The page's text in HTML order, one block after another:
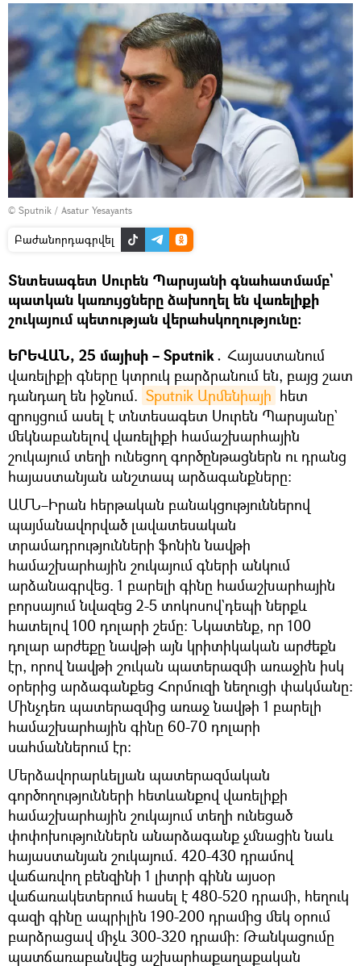
© Sputnik / Asatur Yesayants
Բաժանորդագրվել
Տնտեսագետ Սուրեն Պարսյանի գնահատմամբ`
պատկան կառույցները ձախողել են վառելիքի
շուկայում պետության վերահսկողությունը։
ԵՐԵՎԱՆ, 25 մայիսի – Sputnik․ Հայաստանում
վառելիքի գները կտրուկ բարձրանում են, բայց շատ
դանդաղ են իջնում. Sputnik Արմենիայի հետ
զրույցում ասել է տնտեսագետ Սուրեն Պարսյանը`
մեկնաբանելով վառելիքի համաշխարհային
շուկայում տեղի ունեցող գործընթացներն ու դրանց
հայաստանյան անշտապ արձագանքները։
ԱՄՆ–Իրան հերթական բանակցություններով
պայմանավորված լավատեսական
տրամադրությունների ֆոնին նավթի
համաշխարհային շուկայում գների անկում
արձանագրվեց. 1 բարելի գինը համաշխարհային
բորսայում նվազեց 2-5 տոկոսով`դեպի ներքև
հատելով 100 դոլարի շեմը։ Նկատենք, որ 100
դոլար արժեքը նավթի այն կրիտիկական արժեքն
էր, որով նավթի շուկան պատերազմի առաջին իսկ
օրերից արձագանքեց Հորմուզի նեղուցի փակմանը։
Մինչդեռ պատերազմից առաջ նավթի 1 բարելի
համաշխարհային գինը 60-70 դոլարի
սահմաններում էր։
Մերձավորարևելյան պատերազմական
գործողությունների հետևանքով վառելիքի
համաշխարհային շուկայում տեղի ունեցած
փոփոխություններն անարձագանք չմնացին նաև
հայաստանյան շուկայում. 420-430 դրամով
վաճառվող բենզինի 1 լիտրի գինն այսօր
վաճառակետերում հասել է 480-520 դրամի, հեղուկ
գազի գինը ապրիլին 190-200 դրամից մեկ օրում
բարձրացավ միչև 300-320 դրամի։ Թանկացումը
պատճառաբանվեց աշխարհաքաղաքական